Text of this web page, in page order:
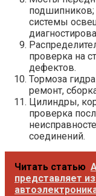
подшипников;
системы
проверка на
дефектов.
Тормоза
ремонт,
Цилиндры,
проверка
соединений.
Читать статью
представляет